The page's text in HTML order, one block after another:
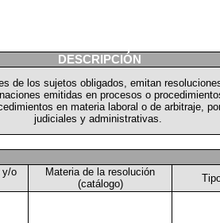
DESCRIPCIÓN
de los sujetos obligados, emitan
emitidas en procesos o
en materia laboral o de arbitraje,
judiciales y administrativas.
y/o
Materia de la resolución
(catálogo)